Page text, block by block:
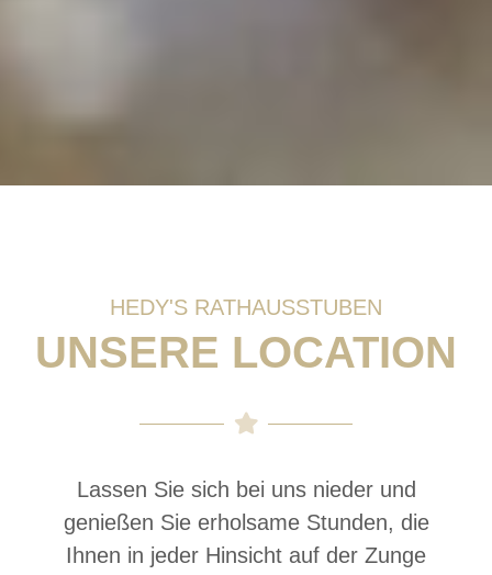
HEDY'S RATHAUSSTUBEN
UNSERE LOCATION
Lassen Sie sich bei uns nieder und
genießen Sie erholsame Stunden, die
Ihnen in jeder Hinsicht auf der Zunge